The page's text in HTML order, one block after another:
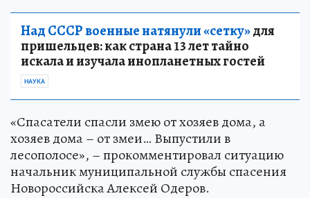
Над СССР военные натянули «сетку»для
пришельцев: как страна 13 лет тайно
искала и изучала инопланетных гостей
НАУКА
«Спасатели спасли змею от хозяев дома, а
хозяев дома – от змеи… Выпустили в
лесополосе», – прокомментировал ситуацию
начальник муниципальной службы спасения
Новороссийска Алексей Одеров.